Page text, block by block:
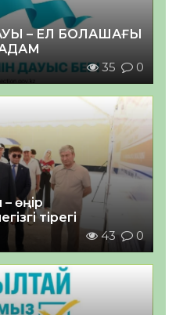
– ЕЛ БОЛАШАҒЫ
35 0
өңір
тірегі
43 0